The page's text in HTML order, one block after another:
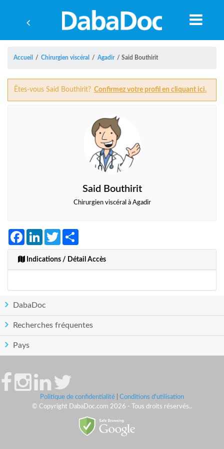
Accueil / Chirurgien viscéral / Agadir / Said Bouthirit
Êtes-vous Said Bouthirit? Confirmez votre profil en cliquant ici.
Said Bouthirit
Chirurgien viscéral à Agadir
FacebookLinkedInTwitter
Indications / Détail Accès
DabaDoc
Recherches fréquentes
Pays
Politique de confidentialité
Conditions d'utilisation
© Copyright DabaDoc.com 2026 - Tous droits réservés..